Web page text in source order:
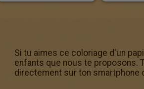
Si tu aimes ce coloriage d'un
enfants que nous te proposons.
directement sur ton smartphone